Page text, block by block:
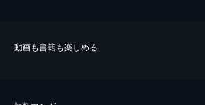
動画も書籍も楽しめる